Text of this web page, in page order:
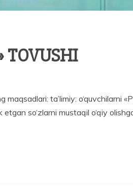
TOVUSHI
ta’limiy: o‘quvchilarni
so‘zlarni mustaqil o‘qiy